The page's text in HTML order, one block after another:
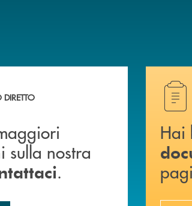
informazioni sulla nostra offerta?
sulla nostra
.
Hai
Hai